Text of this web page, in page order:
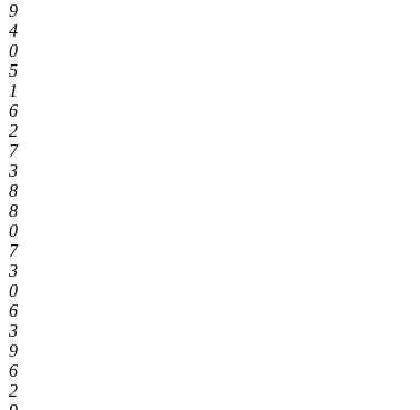
9
4
0
5
1
6
2
7
3
8
8
0
7
3
0
6
3
9
6
2